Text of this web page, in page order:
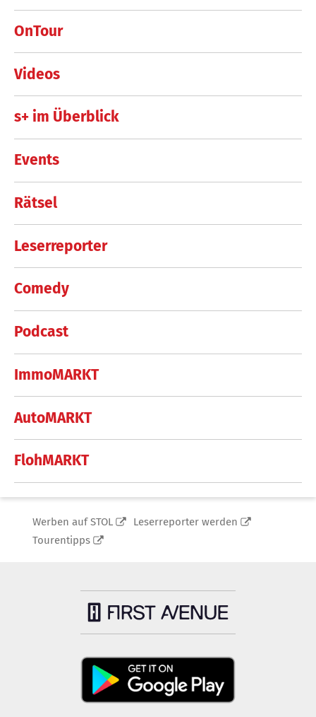
OnTour
Videos
s+ im Überblick
Events
Rätsel
Leserreporter
Comedy
Podcast
ImmoMARKT
AutoMARKT
FlohMARKT
Werben auf STOL
Leserreporter werden
Tourentipps